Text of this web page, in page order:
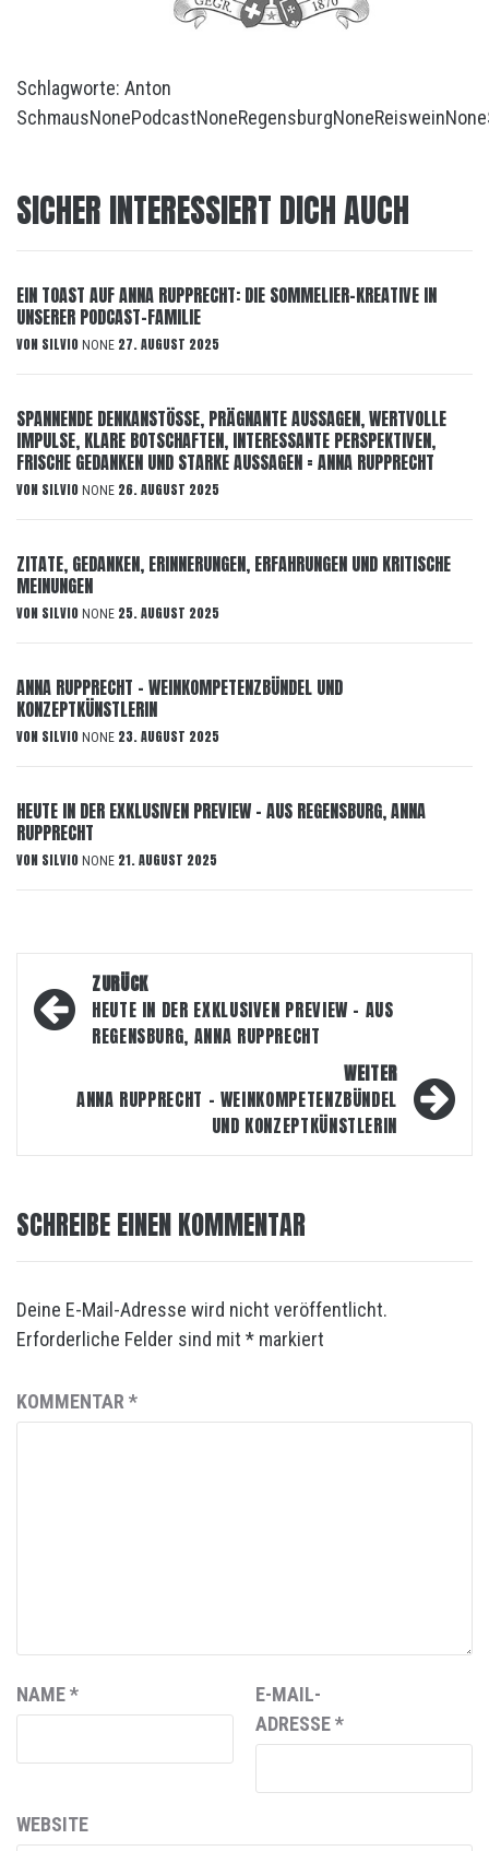
Schlagworte: Anton
SchmausNonePodcastNoneRegensburgNoneReisweinNone
SICHER INTERESSIERT DICH AUCH
EIN TOAST AUF ANNA RUPPRECHT: DIE SOMMELIER-KREATIVE IN
UNSERER PODCAST-FAMILIE
VON SILVIO NONE 27. AUGUST 2025
SPANNENDE DENKANSTÖSSE, PRÄGNANTE AUSSAGEN, WERTVOLLE
IMPULSE, KLARE BOTSCHAFTEN, INTERESSANTE PERSPEKTIVEN,
FRISCHE GEDANKEN UND STARKE AUSSAGEN = ANNA RUPPRECHT
VON SILVIO NONE 26. AUGUST 2025
ZITATE, GEDANKEN, ERINNERUNGEN, ERFAHRUNGEN UND KRITISCHE
MEINUNGEN
VON SILVIO NONE 25. AUGUST 2025
ANNA RUPPRECHT – WEINKOMPETENZBÜNDEL UND
KONZEPTKÜNSTLERIN
VON SILVIO NONE 23. AUGUST 2025
HEUTE IN DER EXKLUSIVEN PREVIEW – AUS REGENSBURG, ANNA
RUPPRECHT
VON SILVIO NONE 21. AUGUST 2025
Beitragsnavigation
ZURÜCK
HEUTE IN DER EXKLUSIVEN PREVIEW – AUS
REGENSBURG, ANNA RUPPRECHT
WEITER
ANNA RUPPRECHT – WEINKOMPETENZBÜNDEL
UND KONZEPTKÜNSTLERIN
SCHREIBE EINEN KOMMENTAR
Deine E-Mail-Adresse wird nicht veröffentlicht.
Erforderliche Felder sind mit * markiert
KOMMENTAR*
NAME*
E-MAIL-
ADRESSE*
WEBSITE